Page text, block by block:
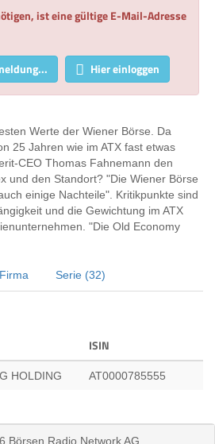
ist eine gültige E-Mail-Adresse
Hier einloggen
Werte der Wiener Börse. Da
25 Jahren wie im ATX fast etwas
CEO Thomas Fahnemann den
und den Standort? "Die Wiener Börse
einige Nachteile". Kritikpunkte sind
und die Gewichtung im ATX
"Die Old Economy
Firma Serie (32)
ISIN
HOLDING AT0000785555
Börsen Radio Network AG